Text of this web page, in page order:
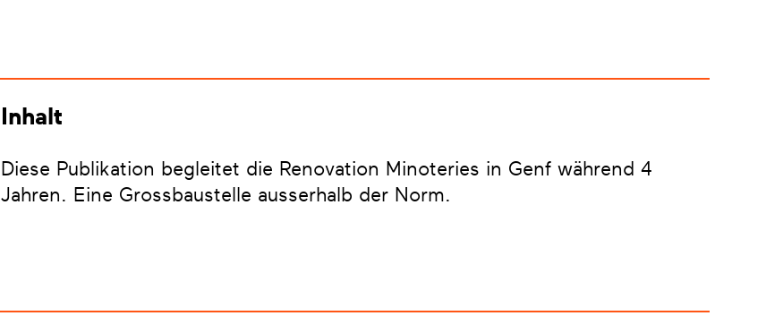
Inhalt
Diese Publikation begleitet die Renovation Minoteries in Genf während 4
Jahren. Eine Grossbaustelle ausserhalb der Norm.